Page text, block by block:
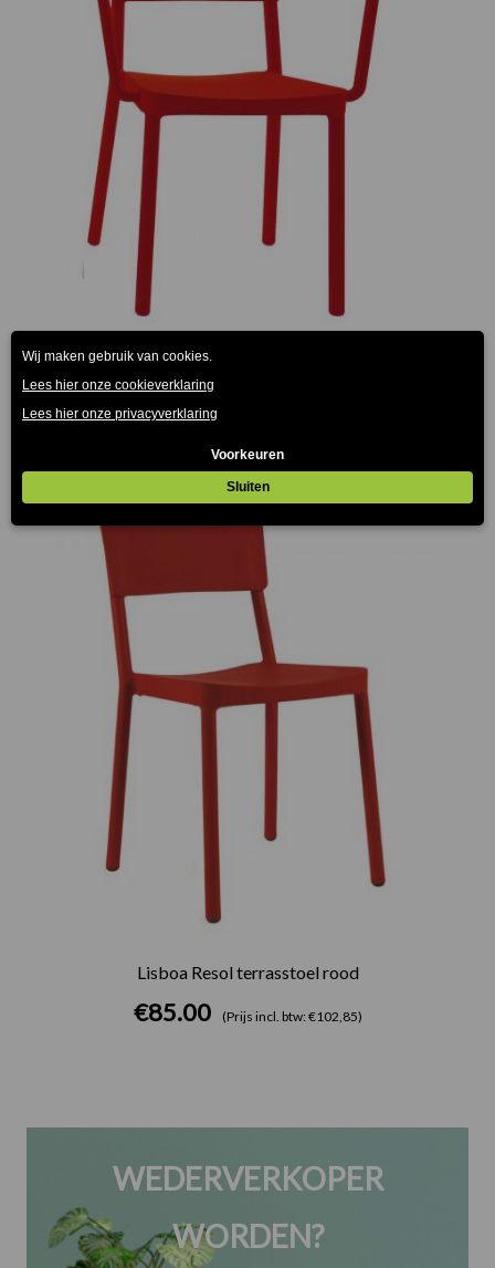
Lisboa Resol armstoel rood
€78.00
Lisboa Resol terrasstoel rood
€85.00 (Prijs incl. btw: €102,85)
WEDERVERKOPER
WORDEN?